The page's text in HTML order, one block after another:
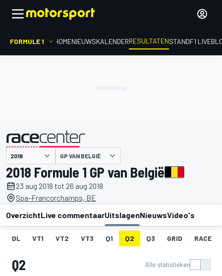
FORMULE 1 HOMENIEUWSKALENDERRESULTATENSTANDF1
gepresenteerd door GP VAN BELGIË
2018 Formule 1 GP van België
23 aug 2018 tot 26 aug 2018
Spa-Francorchamps, BE
OverzichtLive commentaarUitslagenNieuwsVideo's
DL VT1 VT2 VT3 Q1 Q2 Q3 GRID RACE
Q2 Alle statistieken